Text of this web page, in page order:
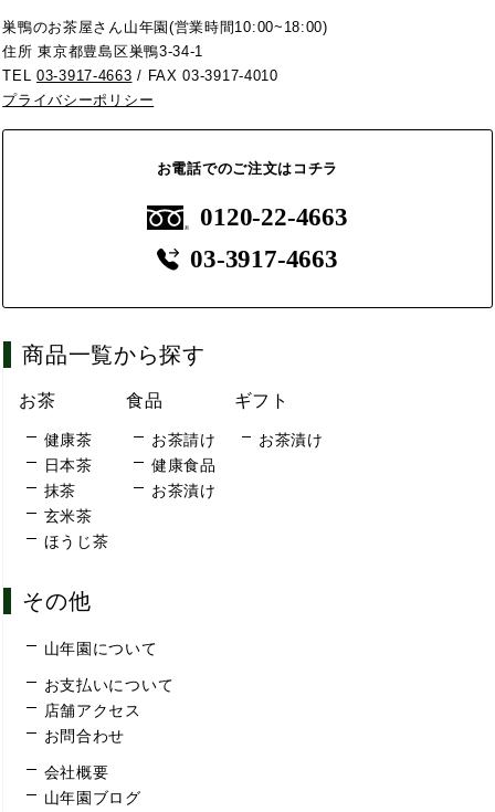
巣鴨のお茶屋さん山年園(営業時間10:00~18:00)
住所 東京都豊島区巣鴨3-34-1
TEL03-3917-4663 / FAX 03-3917-4010
プライバシーポリシー
お電話でのご注文はコチラ
0120-22-4663
03-3917-4663
商品一覧から探す
お茶
健康茶
日本茶
抹茶
玄米茶
ほうじ茶
食品
お茶請け
健康食品
お茶漬け
ギフト
お茶漬け
その他
山年園について
お支払いについて
店舗アクセス
お問合わせ
会社概要
山年園ブログ